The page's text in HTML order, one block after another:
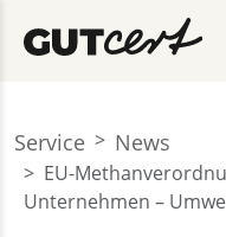
Service News
EU-
Unternehmen –